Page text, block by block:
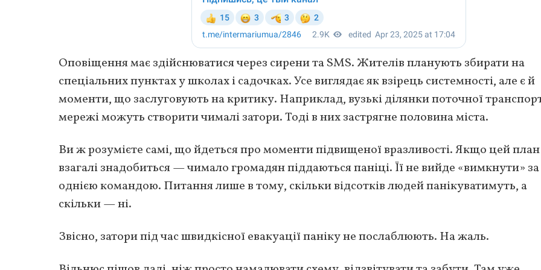
Оповіщення має здійснюватися через сирени та SMS. Жителів планують збирати на
спеціальних пунктах у школах і садочках. Усе виглядає як взірець системності, але є й
моменти, що заслуговують на критику. Наприклад, вузькі ділянки поточної
мережі можуть створити чималі затори. Тоді в них застрягне половина міста.
Ви ж розумієте самі, що йдеться про моменти підвищеної вразливості. Якщо цей план
взагалі знадобиться — чимало громадян піддаються паніці. Її не вийде «вимкнути» за
однією командою. Питання лише в тому, скільки відсотків людей панікуватимуть, а
скільки — ні.
Звісно, затори під час швидкісної евакуації паніку не послаблюють. На жаль.